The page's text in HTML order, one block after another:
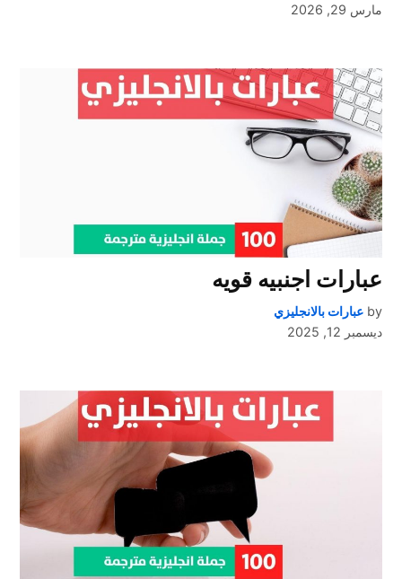
مارس 29, 2026
عبارات اجنبيه قويه
by عبارات بالانجليزي
ديسمبر 12, 2025